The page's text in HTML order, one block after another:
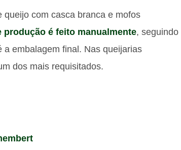
queijo com casca branca e mofos
produção é feito manualmente, seguindo
embalagem final. Nas queijarias
dos mais requisitados.